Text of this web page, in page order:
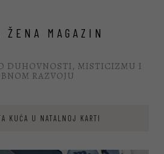
ŽENA MAGAZIN
DUHOVNOSTI, MISTICIZMU I
RAZVOJU
KUĆA U NATALNOJ KARTI